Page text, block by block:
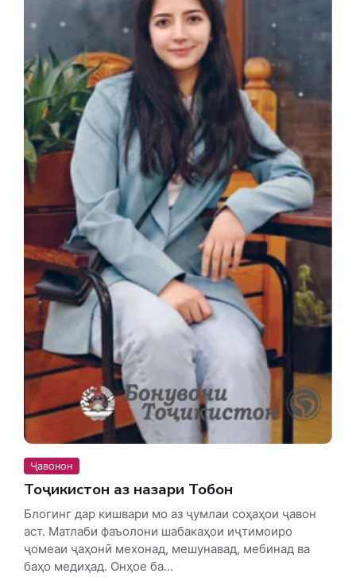
Ҷавонон
Тоҷикистон аз назари Тобон
Блогинг дар кишвари мо аз ҷумлаи соҳаҳои ҷавон
аст. Матлаби фаъолони шабакаҳои иҷтимоиро
ҷомеаи ҷаҳонӣ мехонад, мешунавад, мебинад ва
баҳо медиҳад. Онҳое ба...